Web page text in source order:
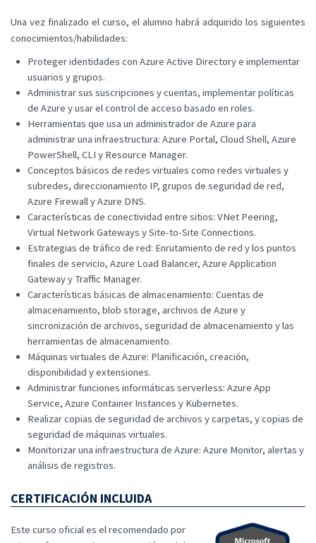
Una vez finalizado el curso, el alumno habrá adquirido los siguientes
conocimientos/habilidades:
Proteger identidades con Azure Active Directory e implementar
usuarios y grupos.
Administrar sus suscripciones y cuentas, implementar políticas
de Azure y usar el control de acceso basado en roles.
Herramientas que usa un administrador de Azure para
administrar una infraestructura: Azure Portal, Cloud Shell, Azure
PowerShell, CLI y Resource Manager.
Conceptos básicos de redes virtuales como redes virtuales y
subredes, direccionamiento IP, grupos de seguridad de red,
Azure Firewall y Azure DNS.
Características de conectividad entre sitios: VNet Peering,
Virtual Network Gateways y Site-to-Site Connections.
Estrategias de tráfico de red: Enrutamiento de red y los puntos
finales de servicio, Azure Load Balancer, Azure Application
Gateway y Traffic Manager.
Características básicas de almacenamiento: Cuentas de
almacenamiento, blob storage, archivos de Azure y
sincronización de archivos, seguridad de almacenamiento y las
herramientas de almacenamiento.
Máquinas virtuales de Azure: Planificación, creación,
disponibilidad y extensiones.
Administrar funciones informáticas serverless: Azure App
Service, Azure Container Instances y Kubernetes.
Realizar copias de seguridad de archivos y carpetas, y copias de
seguridad de máquinas virtuales.
Monitorizar una infraestructura de Azure: Azure Monitor, alertas y
análisis de registros.
CERTIFICACIÓN INCLUIDA
Este curso oficial es el recomendado por